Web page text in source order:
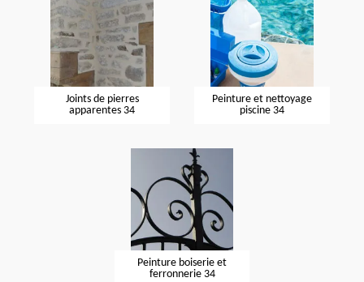
Joints de pierres
apparentes 34
Peinture et nettoyage
piscine 34
Peinture boiserie et
ferronnerie 34